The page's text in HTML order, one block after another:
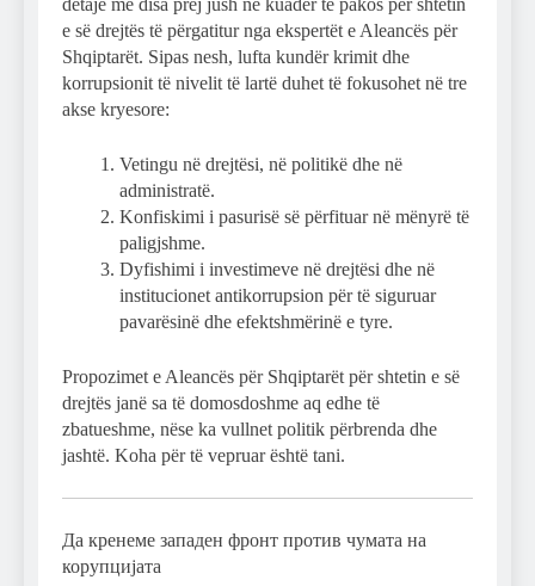
e së drejtës të përgatitur nga ekspertët e Aleancës për
Shqiptarët. Sipas nesh, lufta kundër krimit dhe
korrupsionit të nivelit të lartë duhet të fokusohet në tre
akse kryesore:
Vetingu në drejtësi, në politikë dhe në
administratë.
Konfiskimi i pasurisë së përfituar në mënyrë të
paligjshme.
Dyfishimi i investimeve në drejtësi dhe në
institucionet antikorrupsion për të siguruar
pavarësinë dhe efektshmërinë e tyre.
Propozimet e Aleancës për Shqiptarët për shtetin e së
drejtës janë sa të domosdoshme aq edhe të
zbatueshme, nëse ka vullnet politik përbrenda dhe
jashtë. Koha për të vepruar është tani.
Да кренеме западен фронт против чумата на
корупцијата